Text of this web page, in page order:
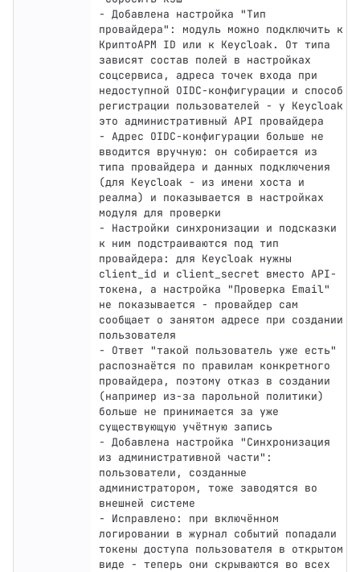
- Добавлена настройка "Тип
провайдера": модуль можно подключить к
КриптоАРМ ID или к Keycloak. От типа
зависят состав полей в настройках
соцсервиса, адреса точек входа при
недоступной OIDC-конфигурации и способ
регистрации пользователей - у Keycloak
это административный API провайдера
- Адрес OIDC-конфигурации больше не
вводится вручную: он собирается из
типа провайдера и данных подключения
(для Keycloak - из имени хоста и
реалма) и показывается в настройках
модуля для проверки
- Настройки синхронизации и подсказки
к ним подстраиваются под тип
провайдера: для Keycloak нужны
client_id и client_secret вместо API-
токена, а настройка "Проверка Email"
не показывается - провайдер сам
сообщает о занятом адресе при создании
пользователя
- Ответ "такой пользователь уже есть"
распознаётся по правилам конкретного
провайдера, поэтому отказ в создании
(например из-за парольной политики)
больше не принимается за уже
существующую учётную запись
- Добавлена настройка "Синхронизация
из административной части":
пользователи, созданные
администратором, тоже заводятся во
внешней системе
- Исправлено: при включённом
логировании в журнал событий попадали
токены доступа пользователя в открытом
виде - теперь они скрываются во всех